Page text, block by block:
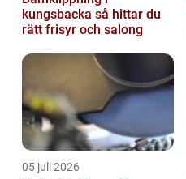
kungsbacka så hittar du
rätt frisyr och salong
05 juli 2026